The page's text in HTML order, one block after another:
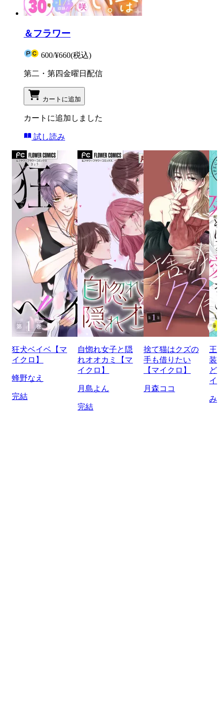
＆フラワー
600/¥660(税込)
第二・第四金曜日配信
カートに追加
カートに追加しました
試し読み
狂犬ベイベ【マ
イクロ】
蜂野なえ
完結
自惚れ女子と隠
れオオカミ【マ
イクロ】
月島よん
完結
捨て猫はクズの
手も借りたい
【マイクロ】
月森ココ
王
装
ど
イ
み